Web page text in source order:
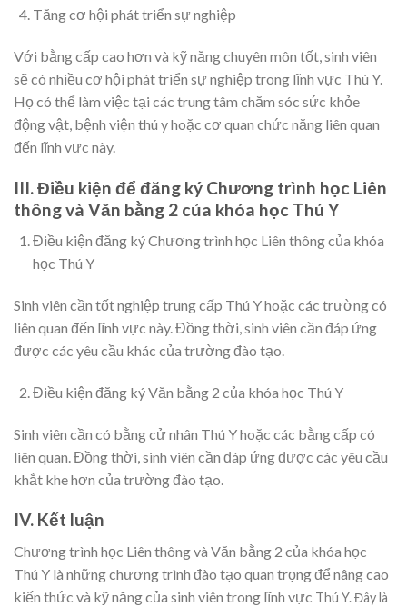
Tăng cơ hội phát triển sự nghiệp
Với bằng cấp cao hơn và kỹ năng chuyên môn tốt, sinh viên
sẽ có nhiều cơ hội phát triển sự nghiệp trong lĩnh vực Thú Y.
Họ có thể làm việc tại các trung tâm chăm sóc sức khỏe
động vật, bệnh viện thú y hoặc cơ quan chức năng liên quan
đến lĩnh vực này.
III. Điều kiện để đăng ký Chương trình học Liên
thông và Văn bằng 2 của khóa học Thú Y
Điều kiện đăng ký Chương trình học Liên thông của khóa
học Thú Y
Sinh viên cần tốt nghiệp trung cấp Thú Y hoặc các trường có
liên quan đến lĩnh vực này. Đồng thời, sinh viên cần đáp ứng
được các yêu cầu khác của trường đào tạo.
Điều kiện đăng ký Văn bằng 2 của khóa học Thú Y
Sinh viên cần có bằng cử nhân Thú Y hoặc các bằng cấp có
liên quan. Đồng thời, sinh viên cần đáp ứng được các yêu cầu
khắt khe hơn của trường đào tạo.
IV. Kết luận
Chương trình học Liên thông và Văn bằng 2 của khóa học
Thú Y là những chương trình đào tạo quan trọng để nâng cao
kiến thức và kỹ năng của sinh viên trong lĩnh vực Thú Y. Đây là